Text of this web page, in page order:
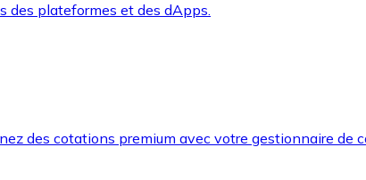
des plateformes et des dApps.
des cotations premium avec votre gestionnaire de